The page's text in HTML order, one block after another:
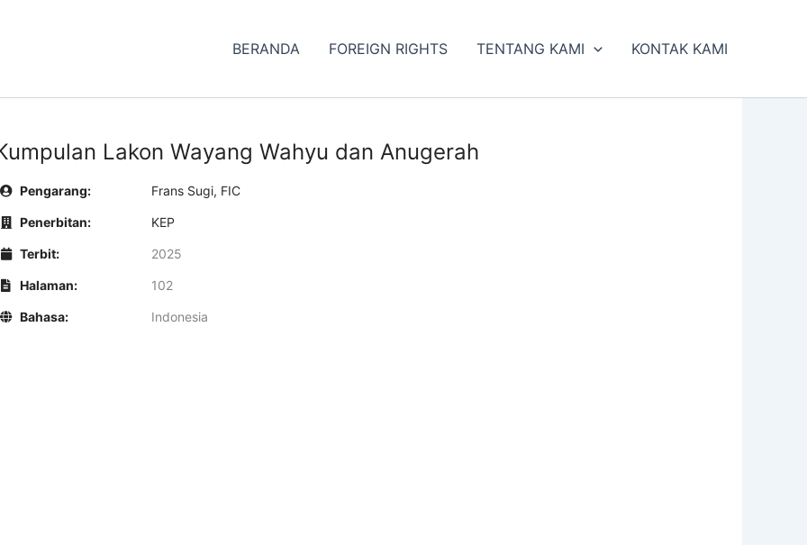
BERANDA FOREIGN RIGHTS TENTANG KAMI KONTAK KAMI
Lakon Wayang Wahyu dan Anugerah
Pengarang: Frans Sugi, FIC
Penerbitan: KEP
Terbit: 2025
Halaman: 102
Bahasa: Indonesia